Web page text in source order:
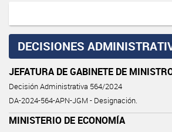
DECISIONES
JEFATURA DE GABINETE DE
Decisión Administrativa 564/2024
DA-2024-564-APN-JGM - Designación.
MINISTERIO DE ECONOMÍA